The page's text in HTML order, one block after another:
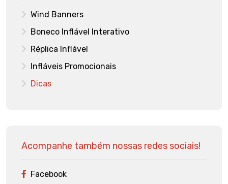
Wind Banners
Boneco Inflável Interativo
Réplica Inflável
Infláveis Promocionais
Dicas
Acompanhe também nossas redes sociais!
Facebook